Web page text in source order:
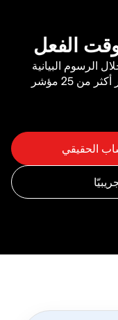
الفعل
الرسوم البيانية